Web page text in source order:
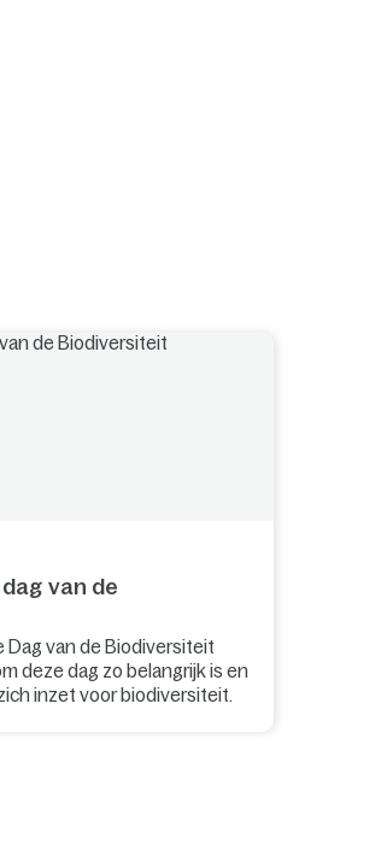
van de
Dag van de Biodiversiteit
deze dag zo belangrijk is en
inzet voor biodiversiteit.